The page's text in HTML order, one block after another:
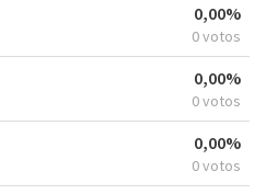
0,00%
0 votos
0,00%
0 votos
0,00%
0 votos